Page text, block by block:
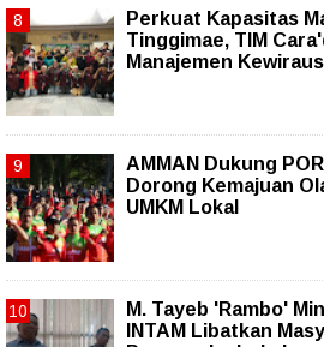
Perkuat Kapasitas
Tinggimae, TIM
Manajemen
AMMAN Dukung
Dorong Kemajuan
UMKM Lokal
M. Tayeb 'Rambo'
INTAM Libatkan